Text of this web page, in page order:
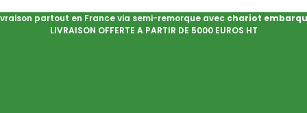
partout en France via semi-remorque avec chariot
LIVRAISON OFFERTE A PARTIR DE 5000 EUROS HT